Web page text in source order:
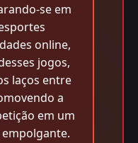
se em
online,
jogos,
laços entre
a
em um